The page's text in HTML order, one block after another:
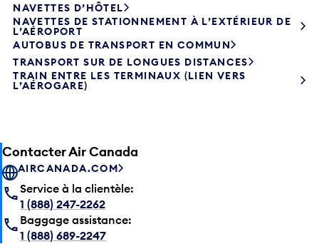
NAVETTES D’HÔTEL
NAVETTES DE STATIONNEMENT À L’EXTÉRIEUR DE
L’AÉROPORT
AUTOBUS DE TRANSPORT EN COMMUN
TRANSPORT SUR DE LONGUES DISTANCES
TRAIN ENTRE LES TERMINAUX (LIEN VERS
L’AÉROGARE)
Contacter Air Canada
AIRCANADA.COM
Service à la clientèle:
1 (888) 247-2262
Baggage assistance:
1 (888) 689-2247